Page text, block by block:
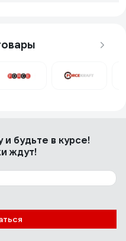
этого ключа и
и будьте в курсе!
ждут!